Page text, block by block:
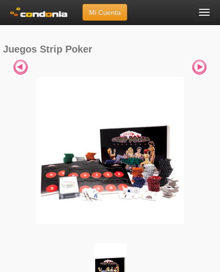
Menú
Mi Cuenta
Strip Poker
Juegos Strip Poker